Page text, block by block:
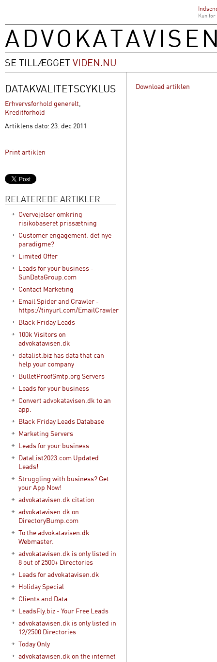
Kun
SE TILLÆGGETVIDEN.NU
DATAKVALITETSCYKLUS
Erhvervsforhold generelt
Kreditforhold
Artiklens dato: 23. dec 2011
Print artiklen
RELATEREDE ARTIKLER
Overvejelser omkring
risikobaseret prissætning
Customer engagement: det nye
paradigme?
Limited Offer
Leads for your business -
SunDataGroup.com
Contact Marketing
Email Spider and Crawler -
https://tinyurl.com/EmailCrawler
Black Friday Leads
100k Visitors on
advokatavisen.dk
datalist.biz has data that can
help your company
BulletProofSmtp.org Servers
Leads for your business
Convert advokatavisen.dk to an
app.
Black Friday Leads Database
Marketing Servers
Leads for your business
DataList2023.com Updated
Leads!
Struggling with business? Get
your App Now!
advokatavisen.dk citation
advokatavisen.dk on
DirectoryBump.com
To the advokatavisen.dk
Webmaster.
advokatavisen.dk is only listed in
8 out of 2500+ Directories
Leads for advokatavisen.dk
Holiday Special
Clients and Data
LeadsFly.biz - Your Free Leads
advokatavisen.dk is only listed in
12/2500 Directories
Today Only
advokatavisen.dk on the internet
Download artiklen